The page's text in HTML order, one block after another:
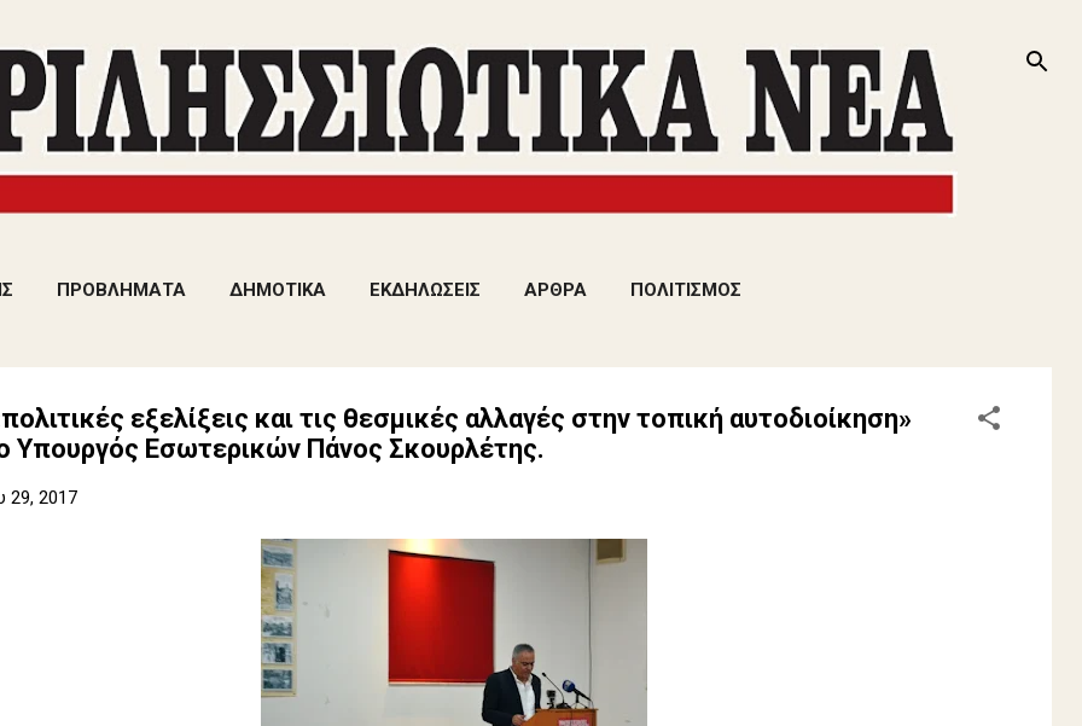
ΠΡΟΒΛΗΜΑΤΑ ΔΗΜΟΤΙΚΑ ΕΚΔΗΛΩΣΕΙΣ ΑΡΘΡΑ ΠΟΛΙΤΙΣΜΟΣ
εξελίξεις και τις θεσμικές αλλαγές στην τοπική αυτοδιοίκηση»
Υπουργός Εσωτερικών Πάνος Σκουρλέτης.
29, 2017